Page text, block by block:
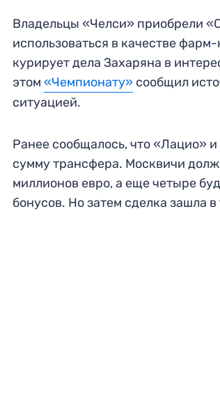
Владельцы «Челси» приобрели
использоваться в качестве
курирует дела Захаряна в
этом«Чемпионату» сообщил
ситуацией.
Ранее сообщалось, что «Лацио»
сумму трансфера. Москвичи
миллионов евро, а еще четыре
бонусов. Но затем сделка зашла